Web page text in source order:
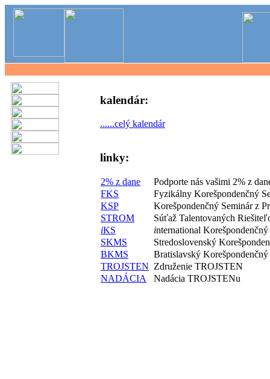
kalendár:
......celý kalendár
linky:
2% z dane
Podporte nás vašimi 2% z
FKS
Fyzikálny Korešpondenčný
KSP
Korešpondenčný Seminár z
STROM
Súťaž Talentovaných
iKS international Korešpondenčný
SKMS
Stredoslovenský
BKMS
Bratislavský
TROJSTEN Združenie TROJSTEN
NADÁCIA
Nadácia TROJSTENu